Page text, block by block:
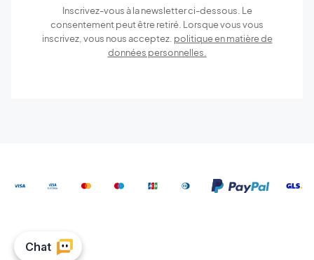
Inscrivez-vous à la newsletter ci-dessous. Le
consentement peut être retiré. Lorsque vous vous
inscrivez, vous nous acceptez. politique en matière de
données personnelles.